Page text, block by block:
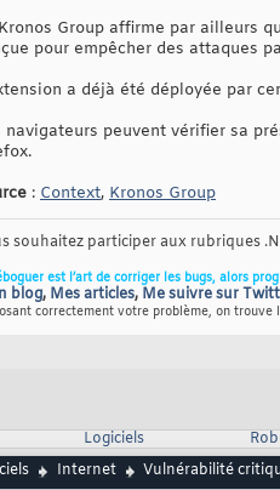
Group affirme par ailleurs
pour empêcher des attaques
a déjà été déployée par
navigateurs peuvent vérifier sa
: Context, Kronos Group
souhaitez participer aux rubriques
est l’art de corriger les bugs, alors
blog, Mes articles, Me suivre sur
correctement votre problème, on
Logiciels
Internet Vulnérabilité